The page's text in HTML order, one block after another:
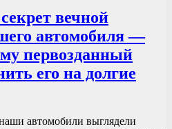
вечной
автомобиля —
первозданный
его на долгие
автомобили выглядели